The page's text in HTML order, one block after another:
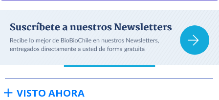
VISTO AHORA